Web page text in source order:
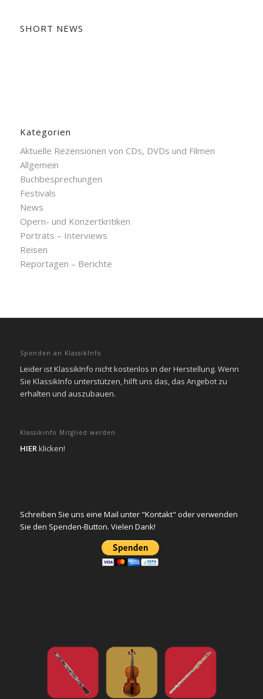
SHORT NEWS
Kategorien
Aktuelle Rezensionen von CDs, DVDs und Filmen
Allgemein
Buchbesprechungen
Festivals
News
Opern- und Konzertkritiken
Porträts – Interviews
Reisen
Reportagen – Berichte
Spenden an KlassikInfo
Leider ist KlassikInfo nicht kostenlos in der Herstellung. Wenn
Sie KlassikInfo unterstützen, hilft uns das, das Angebot zu
erhalten und auszubauen.
Klassikinfo Mitglied werden
HIERklicken!
Schreiben Sie uns eine Mail unter "Kontakt" oder verwenden
Sie den Spenden-Button. Vielen Dank!